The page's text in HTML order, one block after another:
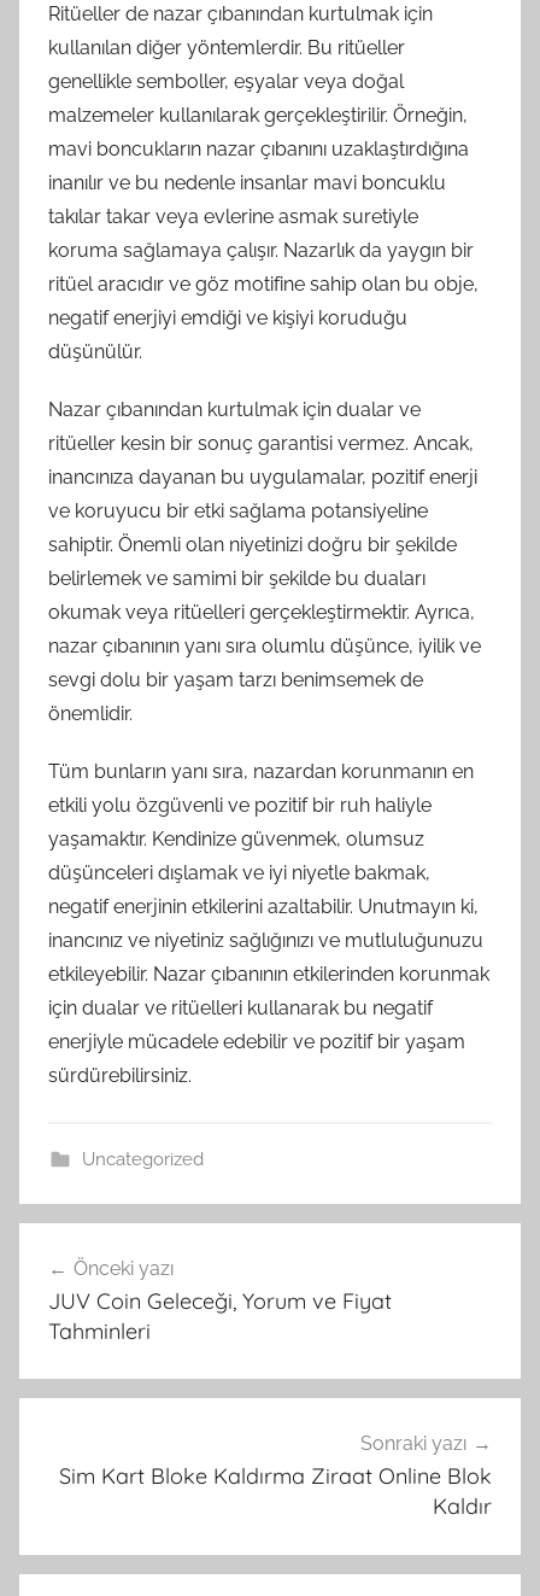
Ritüeller de nazar çıbanından kurtulmak için
kullanılan diğer yöntemlerdir. Bu ritüeller
genellikle semboller, eşyalar veya doğal
malzemeler kullanılarak gerçekleştirilir. Örneğin,
mavi boncukların nazar çıbanını uzaklaştırdığına
inanılır ve bu nedenle insanlar mavi boncuklu
takılar takar veya evlerine asmak suretiyle
koruma sağlamaya çalışır. Nazarlık da yaygın bir
ritüel aracıdır ve göz motifine sahip olan bu obje,
negatif enerjiyi emdiği ve kişiyi koruduğu
düşünülür.
Nazar çıbanından kurtulmak için dualar ve
ritüeller kesin bir sonuç garantisi vermez. Ancak,
inancınıza dayanan bu uygulamalar, pozitif enerji
ve koruyucu bir etki sağlama potansiyeline
sahiptir. Önemli olan niyetinizi doğru bir şekilde
belirlemek ve samimi bir şekilde bu duaları
okumak veya ritüelleri gerçekleştirmektir. Ayrıca,
nazar çıbanının yanı sıra olumlu düşünce, iyilik ve
sevgi dolu bir yaşam tarzı benimsemek de
önemlidir.
Tüm bunların yanı sıra, nazardan korunmanın en
etkili yolu özgüvenli ve pozitif bir ruh haliyle
yaşamaktır. Kendinize güvenmek, olumsuz
düşünceleri dışlamak ve iyi niyetle bakmak,
negatif enerjinin etkilerini azaltabilir. Unutmayın ki,
inancınız ve niyetiniz sağlığınızı ve mutluluğunuzu
etkileyebilir. Nazar çıbanının etkilerinden korunmak
için dualar ve ritüelleri kullanarak bu negatif
enerjiyle mücadele edebilir ve pozitif bir yaşam
sürdürebilirsiniz.
Uncategorized
gezinmesi
Önceki yazı
JUV Coin Geleceği, Yorum ve Fiyat
Tahminleri
Sonraki yazı
Sim Kart Bloke Kaldırma Ziraat Online Blok
Kaldır